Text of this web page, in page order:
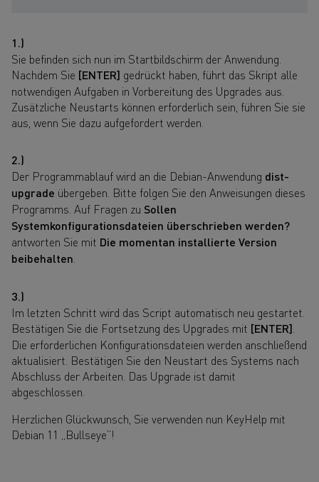
1.)
Sie befinden sich nun im Startbildschirm der Anwendung.
Nachdem Sie [ENTER] gedrückt haben, führt das Skript alle
notwendigen Aufgaben in Vorbereitung des Upgrades aus.
Zusätzliche Neustarts können erforderlich sein, führen Sie sie
aus, wenn Sie dazu aufgefordert werden.
2.)
Der Programmablauf wird an die Debian-Anwendung dist-
upgrade übergeben. Bitte folgen Sie den Anweisungen dieses
Programms. Auf Fragen zu Sollen
Systemkonfigurationsdateien überschrieben werden?
antworten Sie mit Die momentan installierte Version
beibehalten
3.)
Im letzten Schritt wird das Script automatisch neu gestartet.
Bestätigen Sie die Fortsetzung des Upgrades mit [ENTER]
Die erforderlichen Konfigurationsdateien werden anschließend
aktualisiert. Bestätigen Sie den Neustart des Systems nach
Abschluss der Arbeiten. Das Upgrade ist damit
abgeschlossen.
Herzlichen Glückwunsch, Sie verwenden nun KeyHelp mit
Debian 11 „Bullseye“!